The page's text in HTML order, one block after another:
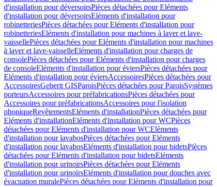
d'installation pour déversoirsPièces détachées pour Eléments
d'installation pour déversoirsEléments d'installation pour
robinetteriesPièces détachées pour Eléments d'installation pour
robinetteriesEléments d'installation pour machines à laver et lave-
vaissellePièces détachées pour Eléments d'installation pour machines
à laver et lave-vaisselleEléments d'installation pour charges de
consolePièces détachées pour Eléments d'installation pour charges
de consoleEléments d'installation pour éviersPièces détachées pour
Eléments d'installation pour éviersAccessoiresPièces détachées pour
AccessoiresGeberit GISParoisPièces détachées pour ParoisSystèmes
porteursAccessoires pour préfabricationsPièces détachées pour
Accessoires pour préfabricationsAccessoires pour l'isolation
phoniqueRevêtementsEléments d'installationPièces détachées pour
Eléments d'installationEléments d'installation pour WCPièces
détachées pour Eléments d'installation pour WCEléments
d'installation pour lavabosPièces détachées pour Eléments
d'installation pour lavabosEléments d'installation pour bidetsPièces
détachées pour Eléments d'installation pour bidetsEléments
d'installation pour urinoirsPièces détachées pour Eléments
d'installation pour urinoirsEléments d'installation pour douches avec
évacuation muralePièces détachées pour Eléments d'installation pour